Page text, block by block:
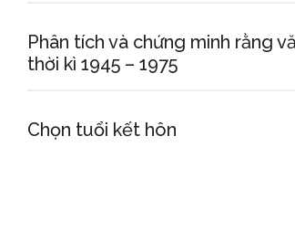
Phân tích và chứng minh rằng
thời kì 1945 – 1975
Chọn tuổi kết hôn